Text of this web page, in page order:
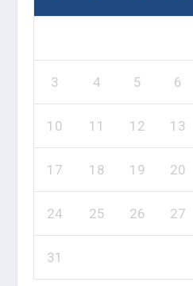
3 4 5 6
10 11 12 13
17 18 19 20
24 25 26 27
31